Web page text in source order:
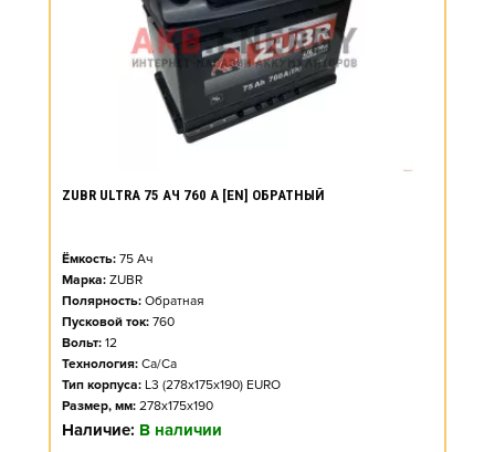
ZUBR ULTRA 75 АЧ 760 А [EN] ОБРАТНЫЙ
Ёмкость: 75 Ач
Марка: ZUBR
Полярность: Обратная
Пусковой ток: 760
Вольт: 12
Технология: Ca/Ca
Тип корпуса: L3 (278x175x190) EURO
Размер, мм: 278x175x190
Наличие: В наличии